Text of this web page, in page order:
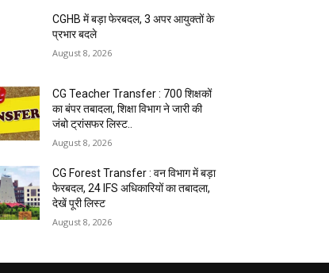
CGHB में बड़ा फेरबदल, 3 अपर आयुक्तों के
प्रभार बदले
August 8, 2026
CG Teacher Transfer : 700 शिक्षकों
का बंपर तबादला, शिक्षा विभाग ने जारी की
जंबो ट्रांसफर लिस्ट..
August 8, 2026
CG Forest Transfer : वन विभाग में बड़ा
फेरबदल, 24 IFS अधिकारियों का तबादला,
देखें पूरी लिस्ट
August 8, 2026